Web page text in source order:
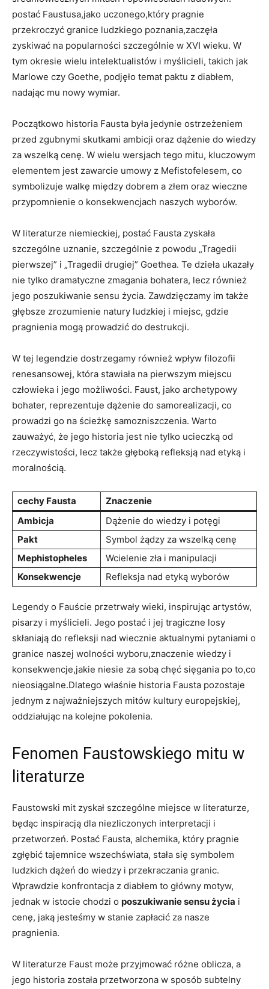
postać Faustusa,jako uczonego,który pragnie
przekroczyć granice ludzkiego poznania,zaczęła
zyskiwać na popularności szczególnie w XVI wieku. W
tym okresie wielu intelektualistów i myślicieli, takich jak
Marlowe czy Goethe, podjęło temat paktu z diabłem,
nadając mu nowy wymiar.
Początkowo historia Fausta była jedynie ostrzeżeniem
przed zgubnymi skutkami ambicji oraz dążenie do wiedzy
za wszelką cenę. W wielu wersjach tego mitu, kluczowym
elementem jest zawarcie umowy z Mefistofelesem, co
symbolizuje walkę między dobrem a złem oraz wieczne
przypomnienie o konsekwencjach naszych wyborów.
W literaturze niemieckiej, postać Fausta zyskała
szczególne uznanie, szczególnie z powodu „Tragedii
pierwszej” i „Tragedii drugiej” Goethea. Te dzieła ukazały
nie tylko dramatyczne zmagania bohatera, lecz również
jego poszukiwanie sensu życia. Zawdzięczamy im także
głębsze zrozumienie natury ludzkiej i miejsc, gdzie
pragnienia mogą prowadzić do destrukcji.
W tej legendzie dostrzegamy również wpływ filozofii
renesansowej, która stawiała na pierwszym miejscu
człowieka i jego możliwości. Faust, jako archetypowy
bohater, reprezentuje dążenie do samorealizacji, co
prowadzi go na ścieżkę samozniszczenia. Warto
zauważyć, że jego historia jest nie tylko ucieczką od
rzeczywistości, lecz także głęboką refleksją nad etyką i
moralnością.
cechy Fausta
Znaczenie
Ambicja
Dążenie do wiedzy i potęgi
Pakt
Symbol żądzy za wszelką cenę
Mephistopheles
Wcielenie zła i manipulacji
Konsekwencje
Refleksja nad etyką wyborów
Legendy o Fauście przetrwały wieki, inspirując artystów,
pisarzy i myślicieli. Jego postać i jej tragiczne losy
skłaniają do refleksji nad wiecznie aktualnymi pytaniami o
granice naszej wolności wyboru,znaczenie wiedzy i
konsekwencje,jakie niesie za sobą chęć sięgania po to,co
nieosiągalne.Dlatego właśnie historia Fausta pozostaje
jednym z najważniejszych mitów kultury europejskiej,
oddziałując na kolejne pokolenia.
Fenomen Faustowskiego mitu w
literaturze
Faustowski mit zyskał szczególne miejsce w literaturze,
będąc inspiracją dla niezliczonych interpretacji i
przetworzeń. Postać Fausta, alchemika, który pragnie
zgłębić tajemnice wszechświata, stała się symbolem
ludzkich dążeń do wiedzy i przekraczania granic.
Wprawdzie konfrontacja z diabłem to główny motyw,
jednak w istocie chodzi o poszukiwanie sensu życia i
cenę, jaką jesteśmy w stanie zapłacić za nasze
pragnienia.
W literaturze Faust może przyjmować różne oblicza, a
jego historia została przetworzona w sposób subtelny